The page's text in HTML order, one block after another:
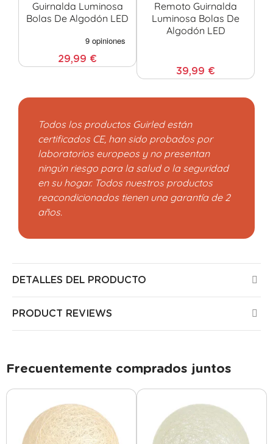
Guirnalda Luminosa
Bolas De Algodón LED
29,99 €
Remoto Guirnalda
Luminosa Bolas De
Algodón LED
39,99 €
Todos los productos Guirled están
certificados CE, han sido probados por
laboratorios europeos y no presentan
ningún riesgo para la salud o la seguridad
en su hogar. Todos nuestros productos
reacondicionados tienen una garantía de 2
años.
DETALLES DEL PRODUCTO
PRODUCT REVIEWS
Frecuentemente comprados juntos